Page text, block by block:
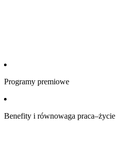
Programy premiowe
Benefity i równowaga praca–życie